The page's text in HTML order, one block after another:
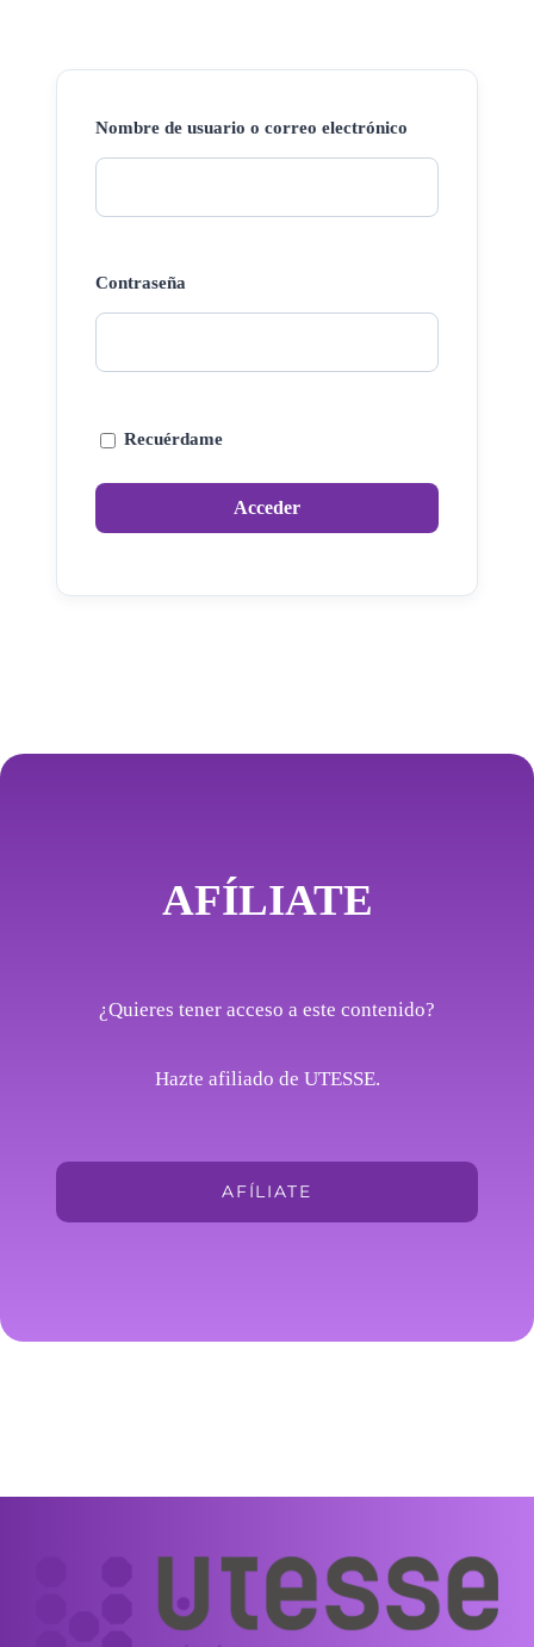
Nombre de usuario o correo electrónico
Contraseña
Recuérdame
AFÍLIATE
¿Quieres tener acceso a este contenido?
Hazte afiliado de UTESSE.
AFÍLIATE